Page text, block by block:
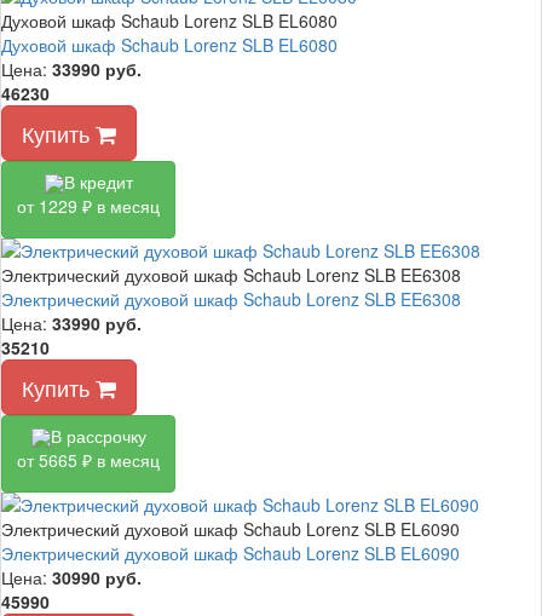
Духовой шкаф Schaub Lorenz SLB EL6080
Духовой шкаф Schaub Lorenz SLB EL6080
Цена: 33990 руб.
46230
Купить
В кредит
от 1229 ₽ в месяц
Электрический духовой шкаф Schaub Lorenz SLB EE6308
Электрический духовой шкаф Schaub Lorenz SLB EE6308
Цена: 33990 руб.
35210
Купить
В рассрочку
от 5665 ₽ в месяц
Электрический духовой шкаф Schaub Lorenz SLB EL6090
Электрический духовой шкаф Schaub Lorenz SLB EL6090
Цена: 30990 руб.
45990